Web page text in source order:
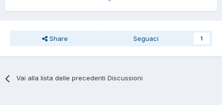
Share Seguaci 1
Vai alla lista delle precedenti Discussioni